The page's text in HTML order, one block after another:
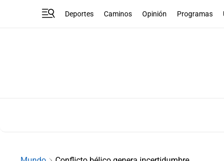
Deportes Caminos Opinión Programas